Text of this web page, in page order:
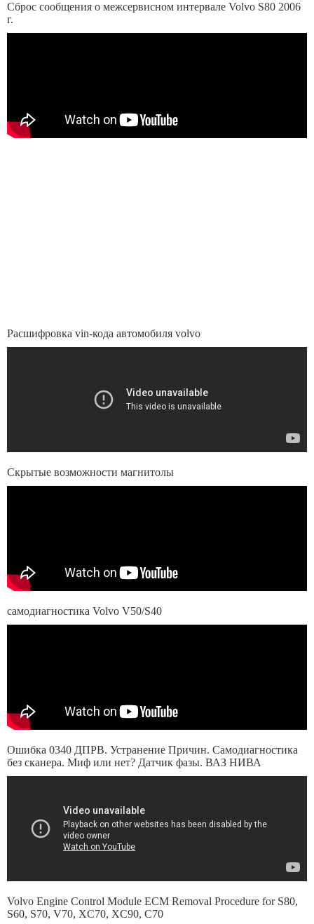
Сброс сообщения о межсервисном интервале Volvo S80 2006
г.
Расшифровка vin-кода автомобиля volvo
Скрытые возможности магнитолы
самодиагностика Volvo V50/S40
Ошибка 0340 ДПРВ. Устранение Причин. Самодиагностика
без сканера. Миф или нет? Датчик фазы. ВАЗ НИВА
Volvo Engine Control Module ECM Removal Procedure for S80,
S60, S70, V70, XC70, XC90, C70